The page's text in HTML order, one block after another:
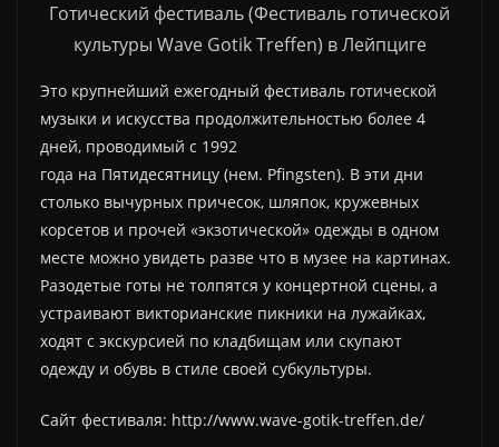
Готический фестиваль (Фестиваль готической
культуры Wave Gotik Treffen) в Лейпциге
Это крупнейший ежегодный фестиваль готической
музыки и искусства продолжительностью более 4
дней, проводимый с 1992
года на Пятидесятницу (нем. Pfingsten). В эти дни
столько вычурных причесок, шляпок, кружевных
корсетов и прочей «экзотической» одежды в одном
месте можно увидеть разве что в музее на картинах.
Разодетые готы не толпятся у концертной сцены, а
устраивают викторианские пикники на лужайках,
ходят с экскурсией по кладбищам или скупают
одежду и обувь в стиле своей субкультуры.
Сайт фестиваля: http://www.wave-gotik-treffen.de/